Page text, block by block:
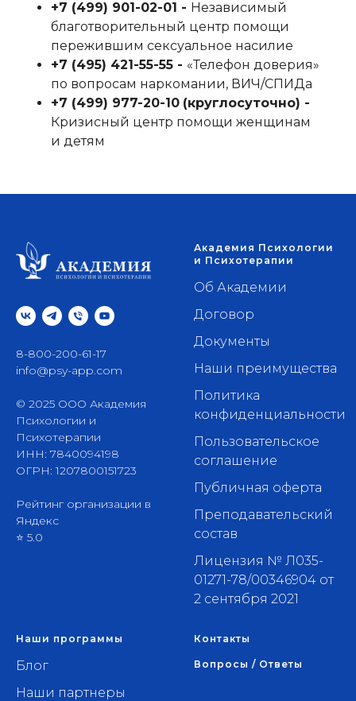
+7 (499) 901-02-01‬ - Независимый
благотворительный центр помощи
пережившим сексуальное насилие
+7 (495) 421-55-55‬ - «Телефон доверия»
по вопросам наркомании, ВИЧ/СПИДа
+7 (499) 977-20-10 (круглосуточно) -
Кризисный центр помощи женщинам
и детям
8-800-200-61-17
info@psy-app.com
© 2025 ООО Академия
Психологии и
Психотерапии
ИНН: 7840094198
ОГРН: 1207800151723
Рейтинг организации в
Яндекс
⭐ 5.0
Академия Психологии
и Психотерапии
Об Академии
Договор
Документы
Наши преимущества
Политика
конфиденциальности
Пользовательское
соглашение
Публичная оферта
Преподавательский
состав
Лицензия № Л035-
01271-78/00346904 от
2 сентября 2021
Наши программы
Блог
Наши партнеры
Контакты
Вопросы / Ответы